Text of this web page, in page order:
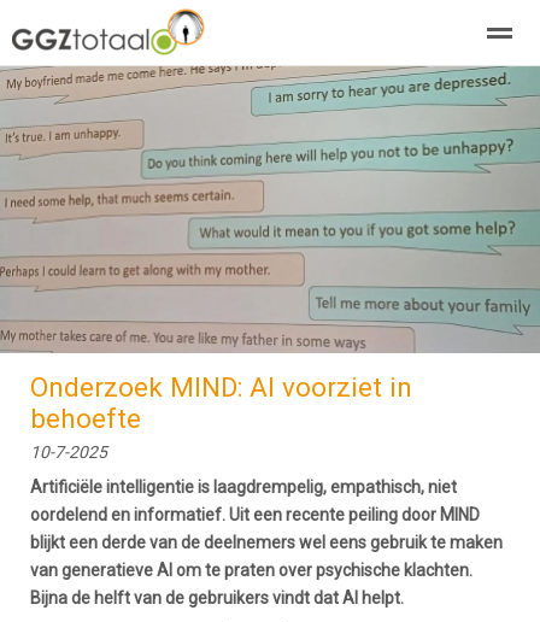
over GGZTotaal agenda adverteren E-
Home Nieuws
Onderzoek MIND: AI voorziet in
behoefte
10-7-2025
Artificiële intelligentie is laagdrempelig, empathisch, niet
oordelend en informatief. Uit een recente peiling door MIND
blijkt een derde van de deelnemers wel eens gebruik te maken
van generatieve AI om te praten over psychische klachten.
Bijna de helft van de gebruikers vindt dat AI helpt.